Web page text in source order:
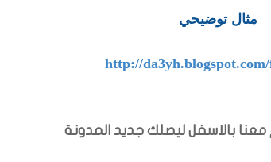
مثال توضيحي
http://
بالاسفل ليصلك جديد المدونة